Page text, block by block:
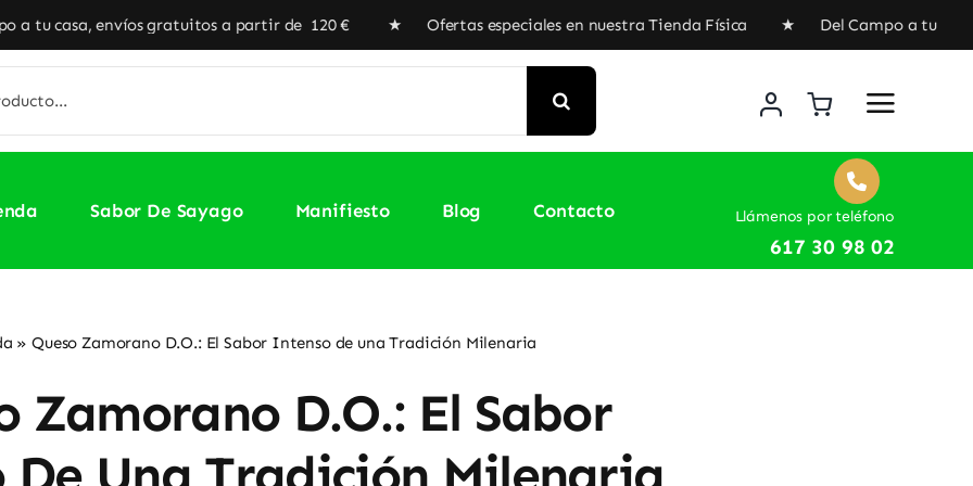
gratuitos a partir de 120 € ★ Ofertas especiales en nuestra Tienda Física ★ Del Campo a tu casa, envíos
Sabor De Sayago Manifiesto Blog Contacto Llámenos por teléfono
617 30 98 02
»Queso Zamorano D.O.: El Sabor Intenso de una Tradición Milenaria
Zamorano D.O.: El Sabor